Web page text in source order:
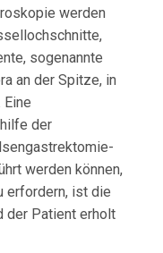
werden
sogenannte
an der Spitze, in
der
werden können,
erfordern, ist die
der Patient erholt